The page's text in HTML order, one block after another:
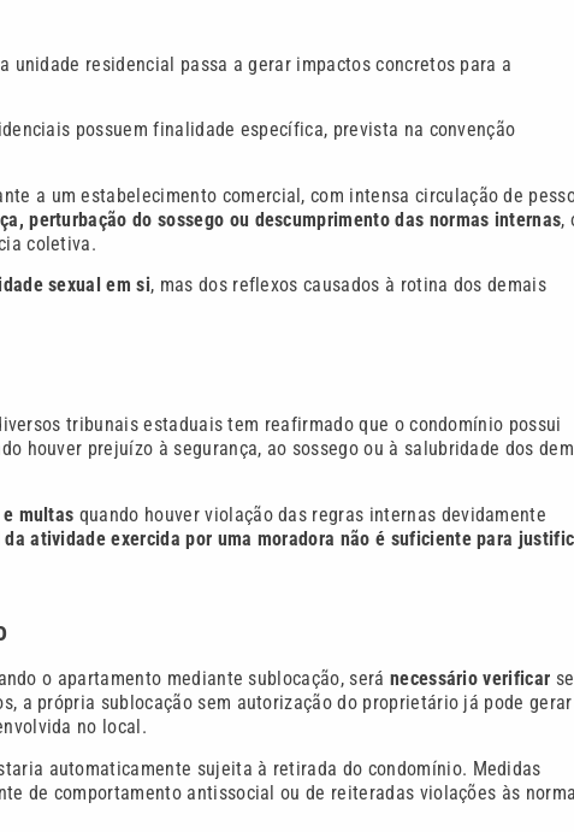
unidade residencial passa a gerar impactos concretos para a
possuem finalidade específica, prevista na convenção
a um estabelecimento comercial, com intensa circulação de
perturbação do sossego ou descumprimento das normas internas,
coletiva.
sexual em si, mas dos reflexos causados à rotina dos demais
tribunais estaduais tem reafirmado que o condomínio possui
houver prejuízo à segurança, ao sossego ou à salubridade dos
multas quando houver violação das regras internas devidamente
atividade exercida por uma moradora não é suficiente para
o apartamento mediante sublocação, será necessário verificar
a própria sublocação sem autorização do proprietário já pode gerar
no local.
automaticamente sujeita à retirada do condomínio. Medidas
de comportamento antissocial ou de reiteradas violações às